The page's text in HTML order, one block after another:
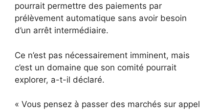
pourrait permettre des paiements par
prélèvement automatique sans avoir besoin
d’un arrêt intermédiaire.
Ce n’est pas nécessairement imminent, mais
c’est un domaine que son comité pourrait
explorer, a-t-il déclaré.
« Vous pensez à passer des marchés sur appel